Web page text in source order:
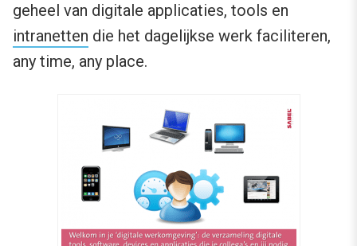
geheel van digitale applicaties, tools en
intranetten die het dagelijkse werk faciliteren,
any time, any place.